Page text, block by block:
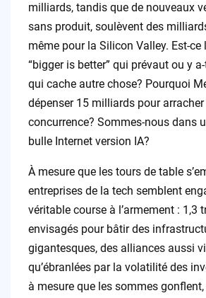
milliards, tandis que de nouveaux
sans produit, soulèvent des
même pour la Silicon Valley. Est-ce
“bigger is better” qui prévaut ou y
qui cache autre chose? Pourquoi
dépenser 15 milliards pour arracher
concurrence? Sommes-nous dans
bulle Internet version IA?
À mesure que les tours de table
entreprises de la tech semblent
véritable course à l’armement : 1,3
envisagés pour bâtir des
gigantesques, des alliances aussi
qu’ébranlées par la volatilité des
à mesure que les sommes